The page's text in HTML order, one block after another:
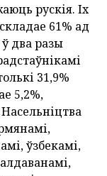
рускія. Іх
61% ад
два разы
31,9%
5,2%,
ўзбекамі,